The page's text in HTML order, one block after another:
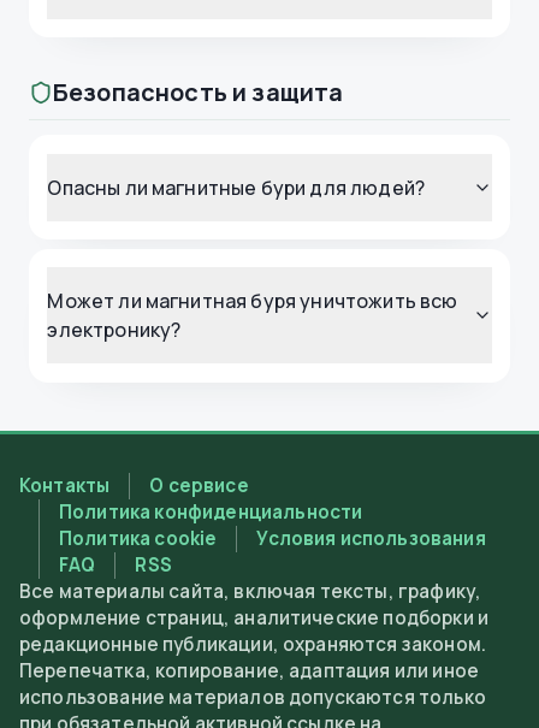
Безопасность и защита
Опасны ли магнитные бури для людей?
Может ли магнитная буря уничтожить всю
электронику?
Контакты
О сервисе
Политика конфиденциальности
Политика cookie
Условия использования
FAQ
RSS
Все материалы сайта, включая тексты, графику,
оформление страниц, аналитические подборки и
редакционные публикации, охраняются законом.
Перепечатка, копирование, адаптация или иное
использование материалов допускаются только